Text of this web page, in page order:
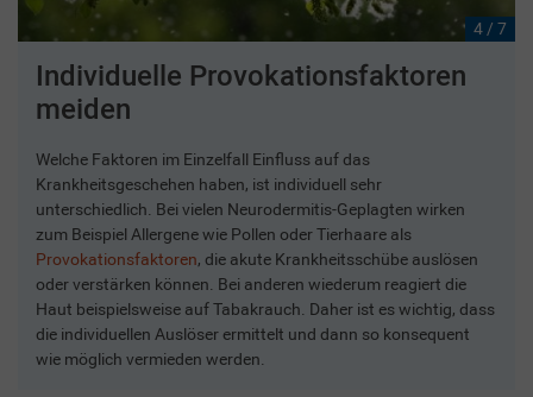
4 / 7
Individuelle Provokationsfaktoren
meiden
Welche Faktoren im Einzelfall Einfluss auf das
Krankheitsgeschehen haben, ist individuell sehr
unterschiedlich. Bei vielen Neurodermitis-Geplagten wirken
zum Beispiel Allergene wie Pollen oder Tierhaare als
Provokationsfaktoren, die akute Krankheitsschübe auslösen
oder verstärken können. Bei anderen wiederum reagiert die
Haut beispielsweise auf Tabakrauch. Daher ist es wichtig, dass
die individuellen Auslöser ermittelt und dann so konsequent
wie möglich vermieden werden.